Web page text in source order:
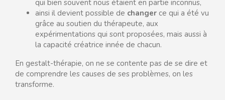
qui bien souvent nous étaient en partie inconnus,
ainsi il devient possible de changer ce qui a été vu
grâce au soutien du thérapeute, aux
expérimentations qui sont proposées, mais aussi à
la capacité créatrice innée de chacun.
En gestalt-thérapie, on ne se contente pas de se dire et
de comprendre les causes de ses problèmes, on les
transforme.